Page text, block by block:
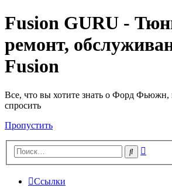
Fusion GURU -
ремонт,
Fusion
Все, что вы хотите знать о Форд Фьюжн,
спросить
Пропустить
Поиск
Ссылки